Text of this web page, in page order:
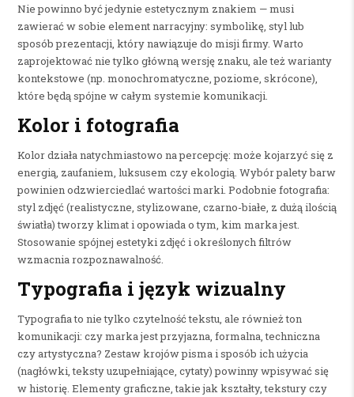
Nie powinno być jedynie estetycznym znakiem — musi
zawierać w sobie element narracyjny: symbolikę, styl lub
sposób prezentacji, który nawiązuje do misji firmy. Warto
zaprojektować nie tylko główną wersję znaku, ale też warianty
kontekstowe (np. monochromatyczne, poziome, skrócone),
które będą spójne w całym systemie komunikacji.
Kolor i fotografia
Kolor działa natychmiastowo na percepcję: może kojarzyć się z
energią, zaufaniem, luksusem czy ekologią. Wybór palety barw
powinien odzwierciedlać wartości marki. Podobnie fotografia:
styl zdjęć (realistyczne, stylizowane, czarno-białe, z dużą ilością
światła) tworzy klimat i opowiada o tym, kim marka jest.
Stosowanie spójnej estetyki zdjęć i określonych filtrów
wzmacnia rozpoznawalność.
Typografia i język wizualny
Typografia to nie tylko czytelność tekstu, ale również ton
komunikacji: czy marka jest przyjazna, formalna, techniczna
czy artystyczna? Zestaw krojów pisma i sposób ich użycia
(nagłówki, teksty uzupełniające, cytaty) powinny wpisywać się
w historię. Elementy graficzne, takie jak kształty, tekstury czy